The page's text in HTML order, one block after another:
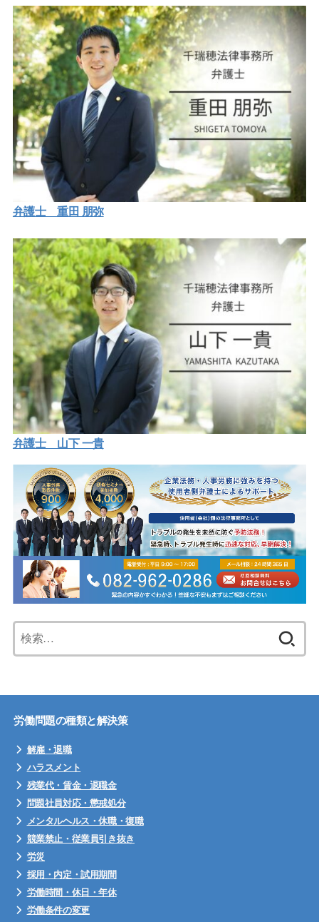
弁護士 重田 朋弥
弁護士 山下 一貴
労働問題の種類と解決策
解雇・退職
ハラスメント
残業代・賃金・退職金
問題社員対応・懲戒処分
メンタルヘルス・休職・復職
競業禁止・従業員引き抜き
労災
採用・内定・試用期間
労働時間・休日・年休
労働条件の変更